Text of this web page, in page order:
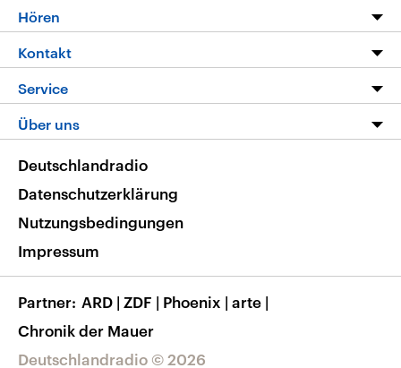
Programm
Die Nachrichten
Nachrichtenleicht
Neue Beiträge auf dlf.de
Hören
Livestream
Podcasts
Deutschlandfunk App
Nachrichten App
Frequenzen
Kontakt
Hörerservice
Service
FAQ
Veranstaltungen
Musikliste
RSS
Über uns
Barrierefreiheit
Deutschlandradio © 2026
Deutschlandradio
Datenschutzerklärung
Nutzungsbedingungen
Impressum
Partner ARD | ZDF | Phoenix | arte |
Chronik der Mauer